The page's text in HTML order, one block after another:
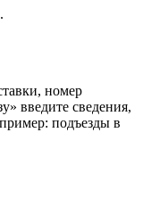
номер
введите сведения,
подъезды в